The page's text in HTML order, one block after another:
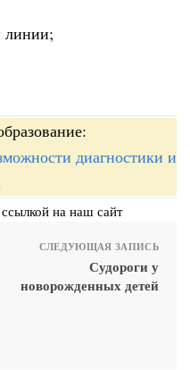
линии;
диагностики и
на наш сайт
СЛЕДУЮЩАЯ ЗАПИСЬ
Судороги у
новорожденных детей